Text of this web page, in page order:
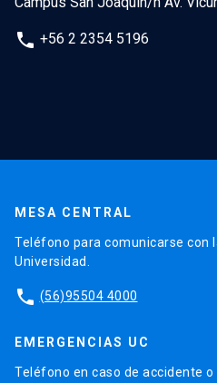
phone +56 2 2354 5196
MESA CENTRAL
Teléfono para comunicarse con
Universidad.
phone (56)95504 4000
EMERGENCIAS UC
Teléfono en caso de accidente